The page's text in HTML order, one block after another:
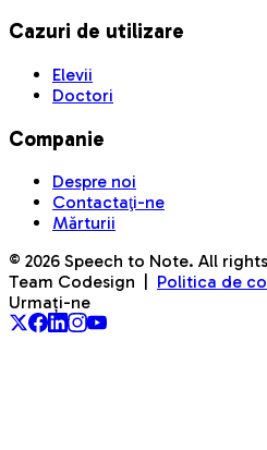
Cazuri de utilizare
Elevii
Doctori
Companie
Despre noi
Contactaţi-ne
Mărturii
© 2026 Speech to Note. All
Team Codesign
Politica de
Urmați-ne